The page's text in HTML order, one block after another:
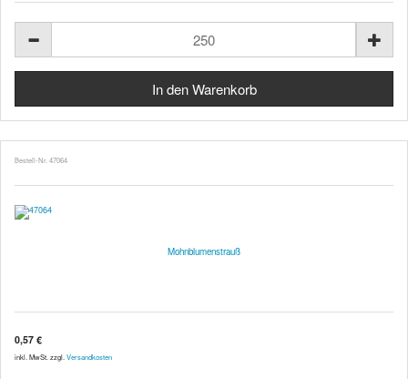
Bestell-Nr. 47064
Mohnblumenstrauß
0,57 €
inkl. MwSt. zzgl. Versandkosten